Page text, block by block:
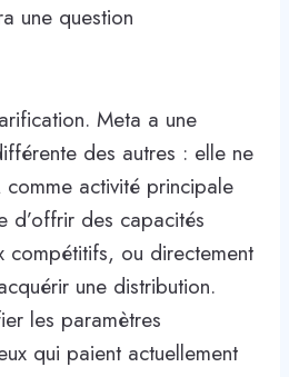
une question
Meta a une
des autres : elle ne
activité principale
d’offrir des capacités
compétitifs, ou directement
une distribution.
les paramètres
qui paient actuellement